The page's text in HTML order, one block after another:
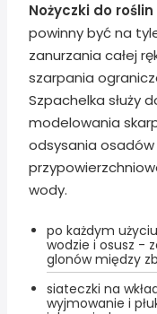
Nożyczki do roślin
powinny być na
zanurzania całej
szarpania
Szpachelka służy
modelowania
odsysania
wody.
po każdym
wodzie i osusz -
glonów między
siateczki na
wyjmowanie i